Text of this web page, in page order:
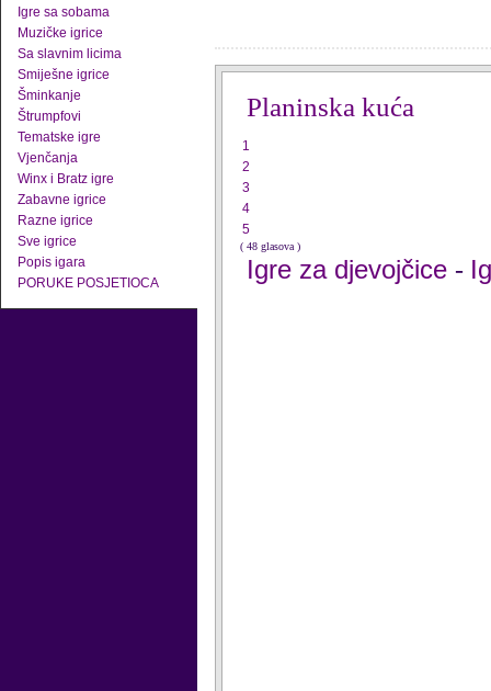
Igre sa sobama
Muzičke igrice
Sa slavnim licima
Smiješne igrice
Šminkanje
Štrumpfovi
Tematske igre
Vjenčanja
Winx i Bratz igre
Zabavne igrice
Razne igrice
Sve igrice
Popis igara
PORUKE POSJETIOCA
Planinska kuća
1
2
3
4
5
( 48 glasova )
Igre za djevojčice -